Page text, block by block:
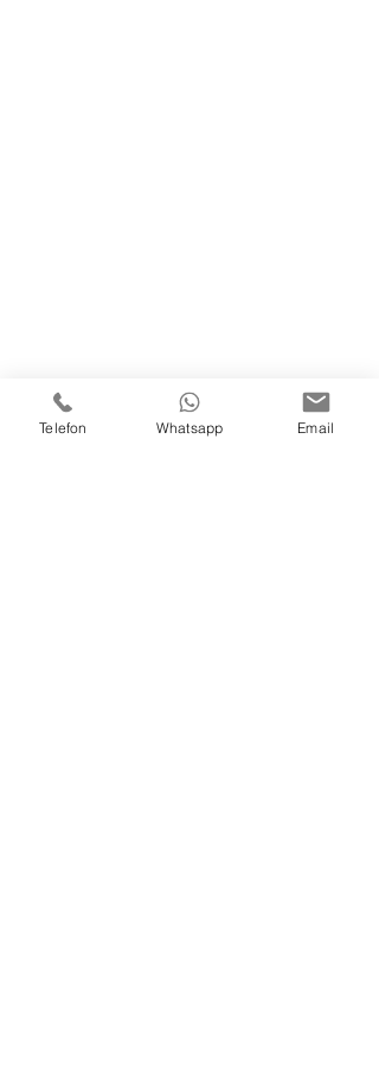
Telefon Whatsapp Email